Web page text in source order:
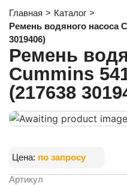
Главная > Каталог >
Ремень водяного насоса
3019406)
Ремень
Cummins
(217638
Цена: по запросу
Артикул